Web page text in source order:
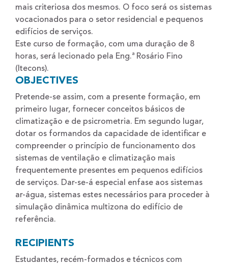
mais criteriosa dos mesmos. O foco será os sistemas
vocacionados para o setor residencial e pequenos
edifícios de serviços.
Este curso de formação, com uma duração de 8
horas, será lecionado pela Eng.ª Rosário Fino
(Itecons).
OBJECTIVES
Pretende-se assim, com a presente formação, em
primeiro lugar, fornecer conceitos básicos de
climatização e de psicrometria. Em segundo lugar,
dotar os formandos da capacidade de identificar e
compreender o princípio de funcionamento dos
sistemas de ventilação e climatização mais
frequentemente presentes em pequenos edifícios
de serviços. Dar-se-á especial enfase aos sistemas
ar-água, sistemas estes necessários para proceder à
simulação dinâmica multizona do edifício de
referência.
RECIPIENTS
Estudantes, recém-formados e técnicos com